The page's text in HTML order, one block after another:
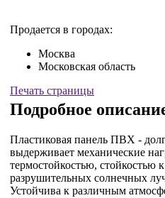
Продается в городах:
Москва
Московская область
Печать страницы
Подробное
Пластиковая панель ПВХ -
выдерживает механические
термостойкостью, стойкостью
разрушительных солнечных
Устойчива к различным